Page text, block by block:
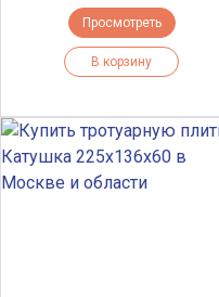
Просмотреть
В корзину